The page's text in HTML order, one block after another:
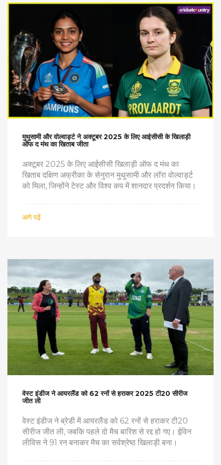
मुथुसामी और वोल्वार्ड्ट ने अक्टूबर 2025 के लिए आईसीसी के खिलाड़ी
ऑफ द मंथ का खिताब जीता
अक्टूबर 2025 के लिए आईसीसी खिलाड़ी ऑफ द मंथ का
खिताब दक्षिण अफ्रीका के सेनुरान मुथुसामी और लॉरा वोल्वार्ड्ट
को मिला, जिन्होंने टेस्ट और विश्व कप में शानदार प्रदर्शन किया।
आगे पढ़ें
वेस्ट इंडीज ने आयरलैंड को 62 रनों से हराकर 2025 टी20 सीरीज
जीत ली
वेस्ट इंडीज ने ब्रेडी में आयरलैंड को 62 रनों से हराकर टी20
सीरीज जीत ली, जबकि पहले दो मैच बारिश से रद्द हो गए। ईविन
लीविस ने 91 रन बनाकर मैच का सर्वश्रेष्ठ खिलाड़ी बना।